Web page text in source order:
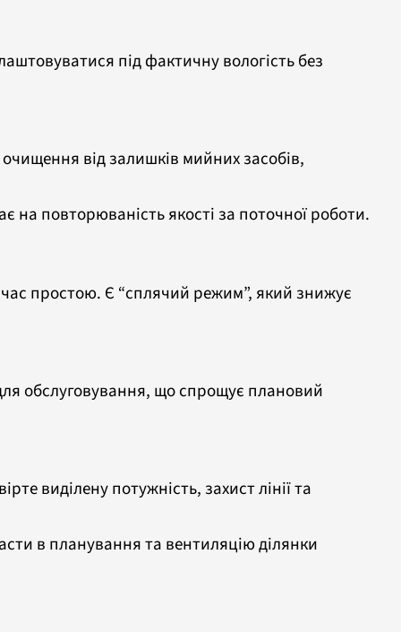
під фактичну вологість без
від залишків мийних засобів,
на повторюваність якості за поточної роботи.
простою. Є “сплячий режим”, який знижує
обслуговування, що спрощує плановий
виділену потужність, захист лінії та
в планування та вентиляцію ділянки